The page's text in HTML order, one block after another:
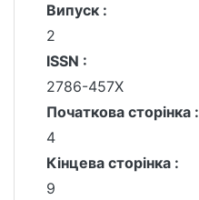
Випуск :
2
ISSN :
2786-457X
Початкова сторінка :
4
Кінцева сторінка :
9